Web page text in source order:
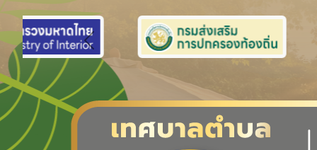
Previous